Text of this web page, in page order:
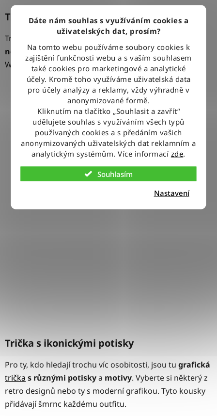
Dáte nám souhlas s využíváním cookies a
uživatelských dat, prosím?
Na tomto webu používáme soubory cookies k
zajištění funkčnosti webu a s vaším souhlasem
také cookies pro marketingové a analytické
účely. Kromě toho využíváme uživatelská data
pro účely analýzy a reklamy, vždy výhradně v
anonymizované formě.
Kliknutím na tlačítko „Souhlasit a zavřít“
udělujete souhlas s využíváním všech typů
používaných cookies a s předáním vašich
anonymizovaných uživatelských dat reklamním a
analytickým systémům. Více informací zde.
Souhlasím
Nastavení
Trička s ikonickým logem Wrangler
Trička s logem Wrangler jsou klasikou, která
nevyjde z módy. V různých barvách s ikonickým logem
Wrangler jsou perfektním spojením komfortu a stylu.
Trička s ikonickými potisky
Pro ty, kdo hledají trochu víc osobitosti, jsou tu grafická
trička s různými potiskya motivy. Vyberte si některý z
retro designů nebo ty s moderní grafikou. Tyto kousky
přidávají šmrnc každému outfitu.